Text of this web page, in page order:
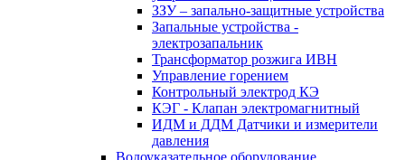
ЗЗУ – запально-защитные устройства
Запальные устройства -
электрозапальник
Трансформатор розжига ИВН
Управление горением
Контрольный электрод КЭ
КЭГ - Клапан электромагнитный
ИДМ и ДДМ Датчики и измерители
давления
Водоуказательное оборудование